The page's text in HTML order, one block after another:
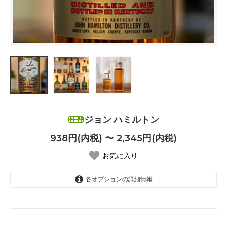
ジョン ハミルトン
938円(内税) 〜 2,345円(内税)
お気に入り
各オプションの詳細情報